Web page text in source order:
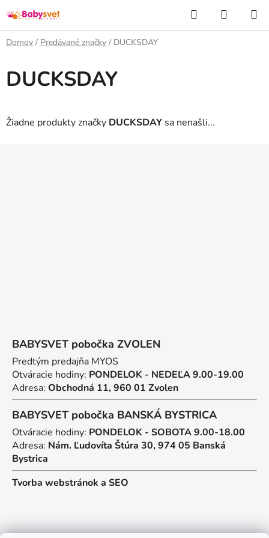
na
obsah
Hľadať
KOŠÍK
Domov / Predávané značky / DUCKSDAY
DUCKSDAY
Žiadne produkty značky DUCKSDAY sa nenašli...
BABYSVET pobočka ZVOLEN
Predtým predajňa MYOS
Otváracie hodiny: PONDELOK - NEDEĽA 9.00-19.00
Adresa: Obchodná 11, 960 01 Zvolen
BABYSVET pobočka BANSKÁ BYSTRICA
Otváracie hodiny: PONDELOK - SOBOTA 9.00-18.00
Adresa: Nám. Ľudovíta Štúra 30, 974 05 Banská
Bystrica
Tvorba webstránok a SEO